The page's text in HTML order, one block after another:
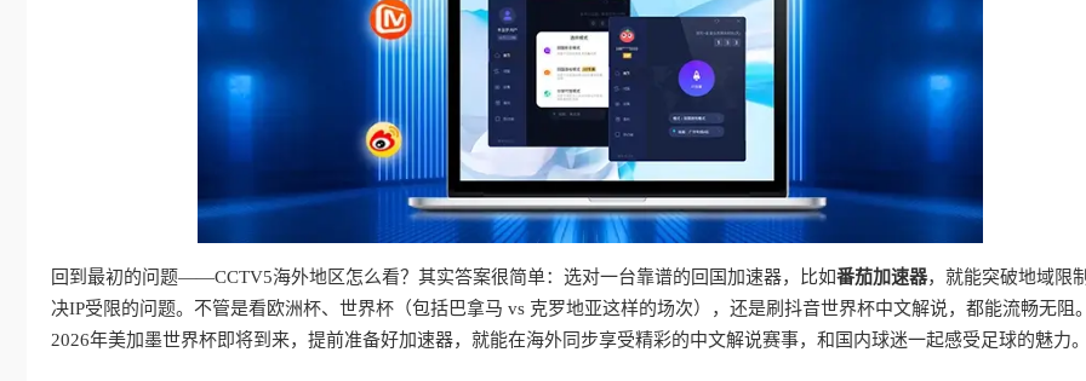
回到最初的问题——CCTV5海外地区怎么看？其实答案很简单：选对一台靠谱的回国加速器，比如番茄加速器，就能突破地域限
决IP受限的问题。不管是看欧洲杯、世界杯（包括巴拿马 vs 克罗地亚这样的场次），还是刷抖音世界杯中文解说，都能流畅无阻。
2026年美加墨世界杯即将到来，提前准备好加速器，就能在海外同步享受精彩的中文解说赛事，和国内球迷一起感受足球的魅力。